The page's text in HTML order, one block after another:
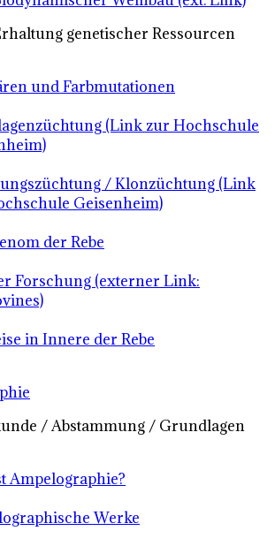
genetischer Ressourcen
und Farbmutationen
(Link zur Hochschule
/ Klonzüchtung (Link
Geisenheim)
der Rebe
Forschung (externer Link:
in Innere der Rebe
/ Abstammung / Grundlagen
Ampelographie?
Werke